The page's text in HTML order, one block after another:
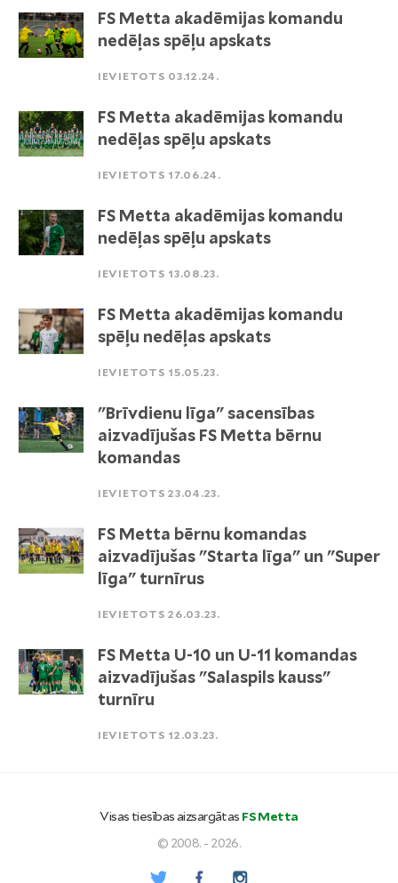
FS Metta akadēmijas komandu
nedēļas spēļu apskats
IEVIETOTS 03.12.24.
FS Metta akadēmijas komandu
nedēļas spēļu apskats
IEVIETOTS 17.06.24.
FS Metta akadēmijas komandu
nedēļas spēļu apskats
IEVIETOTS 13.08.23.
FS Metta akadēmijas komandu
spēļu nedēļas apskats
IEVIETOTS 15.05.23.
"Brīvdienu līga" sacensības
aizvadījušas FS Metta bērnu
komandas
IEVIETOTS 23.04.23.
FS Metta bērnu komandas
aizvadījušas "Starta līga" un "Super
līga" turnīrus
IEVIETOTS 26.03.23.
FS Metta U-10 un U-11 komandas
aizvadījušas "Salaspils kauss"
turnīru
IEVIETOTS 12.03.23.
Visas tiesības aizsargātas FS Metta
© 2008. - 2026.